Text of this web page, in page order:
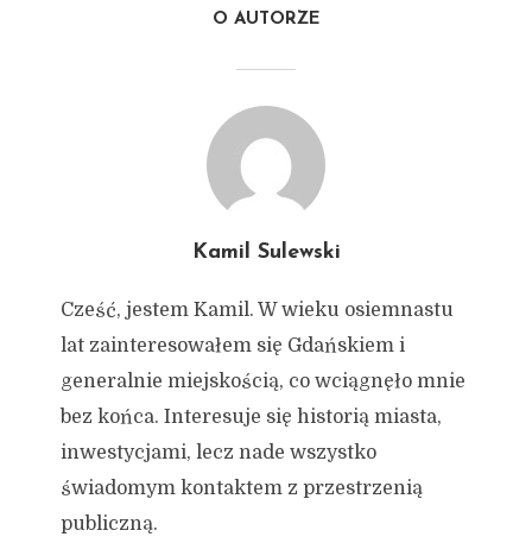
O AUTORZE
Kamil Sulewski
Cześć, jestem Kamil. W wieku osiemnastu
lat zainteresowałem się Gdańskiem i
generalnie miejskością, co wciągnęło mnie
bez końca. Interesuje się historią miasta,
inwestycjami, lecz nade wszystko
świadomym kontaktem z przestrzenią
publiczną.